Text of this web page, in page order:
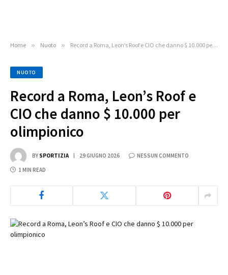
Home » Nuoto » Record a Roma, Leon’s Roof e CIO che danno $ 10.000 per olimpionico
NUOTO
Record a Roma, Leon’s Roof e
CIO che danno $ 10.000 per
olimpionico
BY SPORTIZIA 29 GIUGNO 2026 NESSUN COMMENTO
1 MIN READ